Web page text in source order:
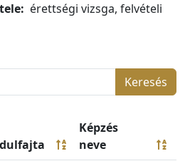
érettségi vizsga, felvételi
Keresés
Képzés
neve